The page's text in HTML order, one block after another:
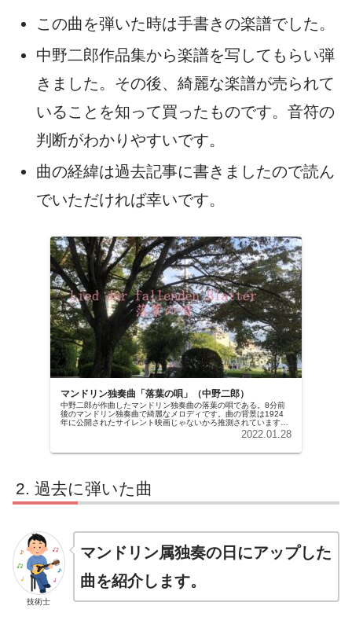
この曲を弾いた時は手書きの楽譜でした。
中野二郎作品集から楽譜を写してもらい弾
きました。その後、綺麗な楽譜が売られて
いることを知って買ったものです。音符の
判断がわかりやすいです。
曲の経緯は過去記事に書きましたので読ん
でいただければ幸いです。
マンドリン独奏曲「落葉の唄」（中野二郎）
中野二郎が作曲したマンドリン独奏曲の落葉の唄である。8分前
後のマンドリン独奏曲で綺麗なメロディです。曲の背景は1924
年に公開されたサイレント映画じゃないかろ推測されています。
メロディ、伴奏とも中野作品らしく滑走アルペジオ、デュオ奏法
2022.01.28
過去に弾いた曲
技術士
マンドリン属独奏の日にアップした
曲を紹介します。